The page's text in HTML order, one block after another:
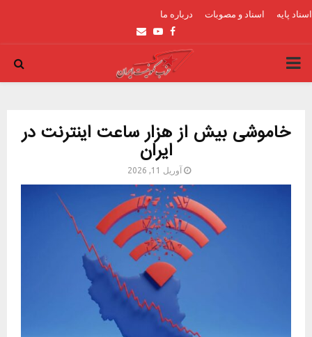
اسناد پایه اسناد و مصوبات درباره ما
Facebook
Youtube
Email
PRIMARY
خاموشی بیش از هزار ساعت اینترنت در
ایران
آوریل 11, 2026